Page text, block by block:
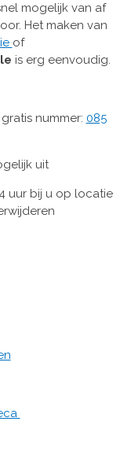
mogelijk van af
Het maken van
of
is erg eenvoudig.
nummer: 085
uit
uur bij u op locatie